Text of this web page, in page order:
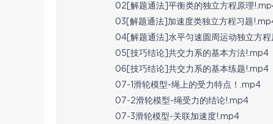
02[解题通法]平衡类的独立方程原理
03[解题通法]加速度类独立方程习题
04[解题通法]水平匀速圆周运动独立方
05[技巧结论]共交力系的基本方法!.mp4
06[技巧结论]共交力系的基本练题!.mp4
07-1滑轮模型-绳上的受力特点！.mp4
07-2滑轮模型-绳受力的结论!.mp4
07-3滑轮模型-关联加速度!.mp4